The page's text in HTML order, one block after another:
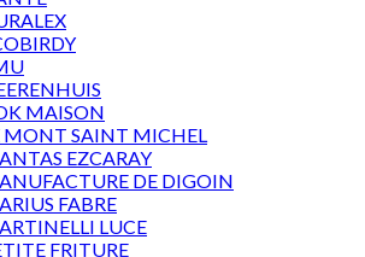
MAISON
MONT SAINT MICHEL
EZCARAY
DE DIGOIN
FABRE
LUCE
FRITURE